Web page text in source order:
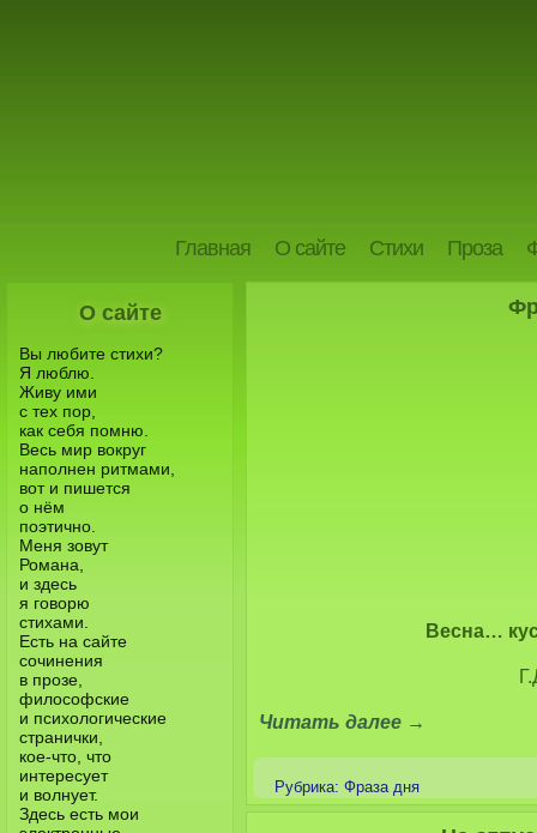
Главная О сайте Стихи Проза
О сайте
Вы любите стихи?
Я люблю.
Живу ими
с тех пор,
как себя помню.
Весь мир вокруг
наполнен ритмами,
вот и пишется
о нём
поэтично.
Меня зовут
Романа,
и здесь
я говорю
стихами.
Есть на сайте
сочинения
в прозе,
философские
и психологические
странички,
кое-что, что
интересует
и волнует.
Здесь есть мои
Весна…
Читать далее →
Рубрика: Фраза дня